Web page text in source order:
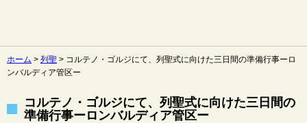
ホーム > 列聖 > コルテノ・ゴルジにて、列聖式に向けた三日間の準備行事ーロ
ンバルディア管区ー
コルテノ・ゴルジにて、列聖式に向けた三日間の
準備行事ーロンバルディア管区ー